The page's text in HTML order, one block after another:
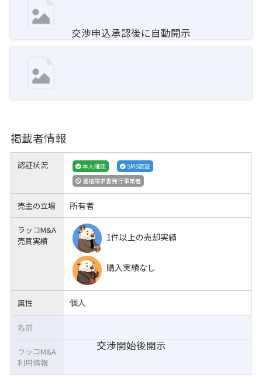
交渉申込承認後に自動開示
掲載者情報
認証状況 本人確認
SMS認証
適格請求書発行事業者
売主の立場 所有者
ラッコM&A
売買実績
1件以上の売却実績
購入実績なし
属性 個人
交渉開始後開示
名前
ラッコM&A
利用情報